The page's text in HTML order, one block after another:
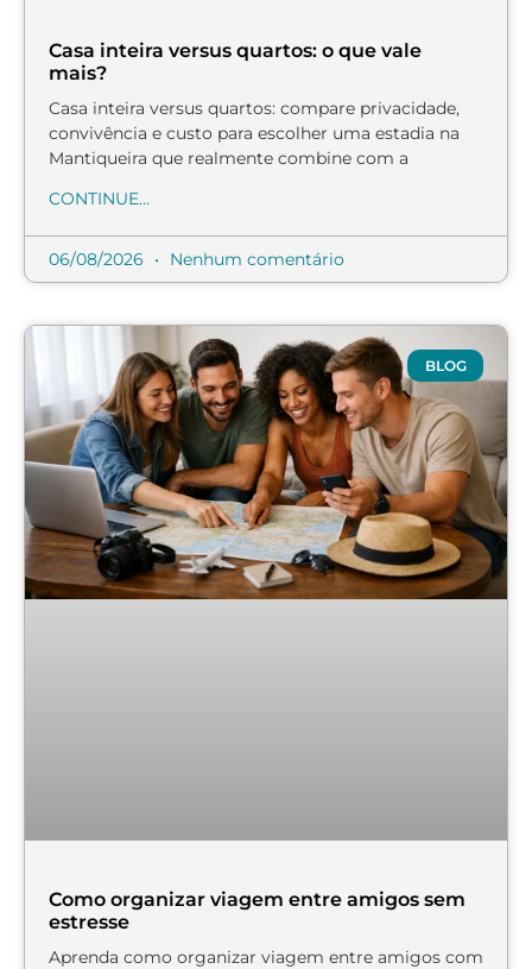
Casa inteira versus quartos: o que vale
mais?
Casa inteira versus quartos: compare privacidade,
convivência e custo para escolher uma estadia na
Mantiqueira que realmente combine com a
CONTINUE...
06/08/2026 Nenhum comentário
BLOG
Como organizar viagem entre amigos sem
estresse
Aprenda como organizar viagem entre amigos com